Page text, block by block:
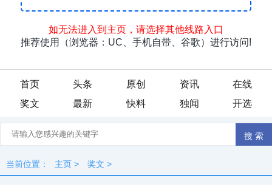
首页 头条 原创 资讯
在线
奖文
最新 快料 独闻 开选
当前位置： 主页 > 奖文 >